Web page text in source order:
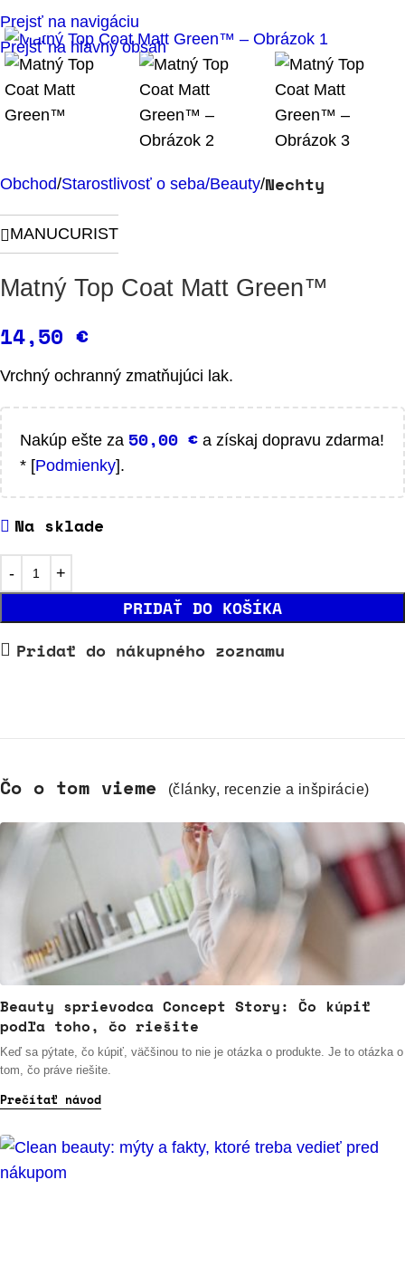
Prejsť na navigáciu
Prejsť na hlavný obsah
Klikni pre zväčšenie
Obchod Starostlivosť o seba/Beauty Nechty
MANUCURIST
Matný Top Coat Matt Green™
14,50 €
Vrchný ochranný zmatňujúci lak.
Nakúp ešte za 50,00 € a získaj dopravu zdarma!
* [Podmienky].
Na sklade
PRIDAŤ DO KOŠÍKA
Pridať do nákupného zoznamu
Čo o tom vieme (články, recenzie a inšpirácie)
Beauty sprievodca Concept Story: Čo kúpiť
podľa toho, čo riešite
Keď sa pýtate, čo kúpiť, väčšinou to nie je otázka o produkte. Je to otázka o
tom, čo práve riešite.
Prečítať návod